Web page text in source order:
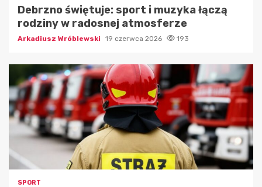
Debrzno świętuje: sport i muzyka łączą
rodziny w radosnej atmosferze
Arkadiusz Wróblewski 19 czerwca 2026 193
SPORT